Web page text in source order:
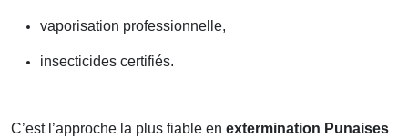
vaporisation professionnelle,
insecticides certifiés.
C’est l’approche la plus fiable en extermination Punaises